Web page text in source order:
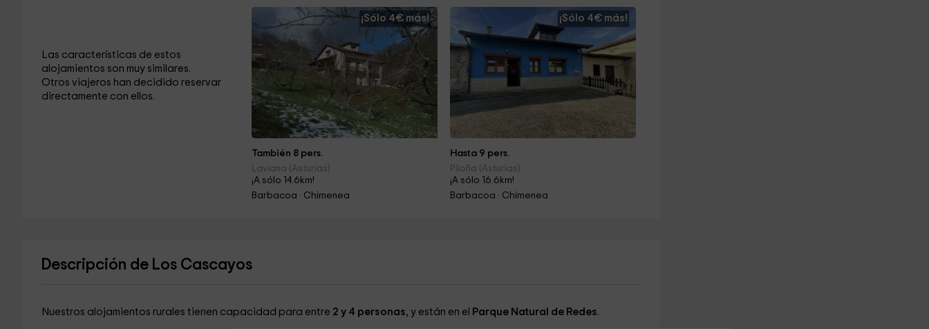
Las características de estos
alojamientos son muy similares.
Otros viajeros han decidido reservar
directamente con ellos.
¡Sólo 4€ más!
También 8 pers.
Laviana (Asturias)
¡A sólo 14.6km!
Barbacoa · Chimenea
¡Sólo 4€ más!
Hasta 9 pers.
Piloña (Asturias)
¡A sólo 16.6km!
Barbacoa · Chimenea
Descripción de Los Cascayos
Nuestros alojamientos rurales tienen capacidad para entre 2 y 4 personas, y están en el Parque Natural de Redes.